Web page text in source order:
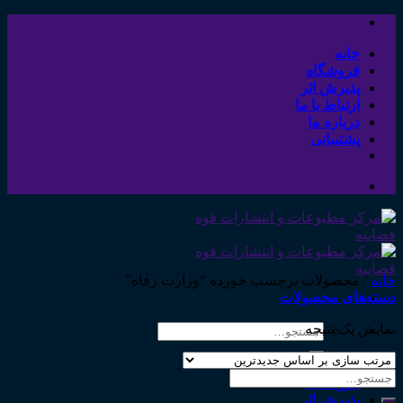
Skip
contentخانه
فروشگاه
پذیرش اثر
ارتباط با ما
درباره ما
پشتیبانی
جستجو
خانه
فروشگاه
پذیرش اثر
خانه /محصولات برچسب خورده “وزارت رفاه”
دسته‌های محصولات
نمایش یک نتیجه
جستجو